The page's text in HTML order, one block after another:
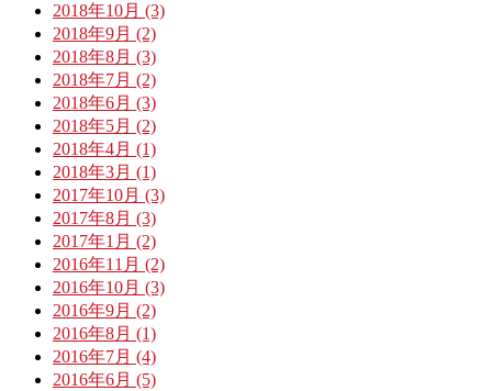
2018年10月 (3)
2018年9月 (2)
2018年8月 (3)
2018年7月 (2)
2018年6月 (3)
2018年5月 (2)
2018年4月 (1)
2018年3月 (1)
2017年10月 (3)
2017年8月 (3)
2017年1月 (2)
2016年11月 (2)
2016年10月 (3)
2016年9月 (2)
2016年8月 (1)
2016年7月 (4)
2016年6月 (5)